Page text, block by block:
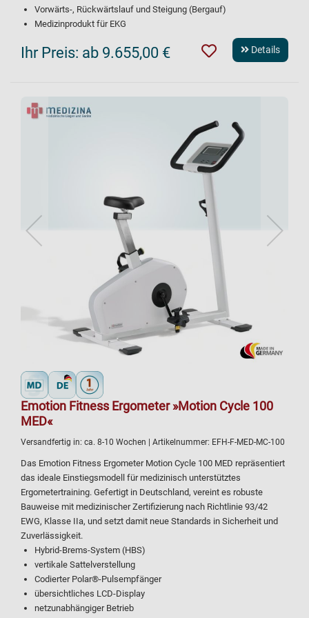
Vorwärts-, Rückwärtslauf und Steigung (Bergauf)
Medizinprodukt für EKG
Ihr Preis: ab 9.655,00 € Details
Emotion Fitness Ergometer »Motion Cycle 100
MED«
Versandfertig in: ca. 8-10 Wochen | Artikelnummer: EFH-F-MED-MC-100
Das Emotion Fitness Ergometer Motion Cycle 100 MED repräsentiert
das ideale Einstiegsmodell für medizinisch unterstütztes
Ergometertraining. Gefertigt in Deutschland, vereint es robuste
Bauweise mit medizinischer Zertifizierung nach Richtlinie 93/42
EWG, Klasse IIa, und setzt damit neue Standards in Sicherheit und
Zuverlässigkeit.
Hybrid-Brems-System (HBS)
vertikale Sattelverstellung
Codierter Polar®-Pulsempfänger
übersichtliches LCD-Display
netzunabhängiger Betrieb